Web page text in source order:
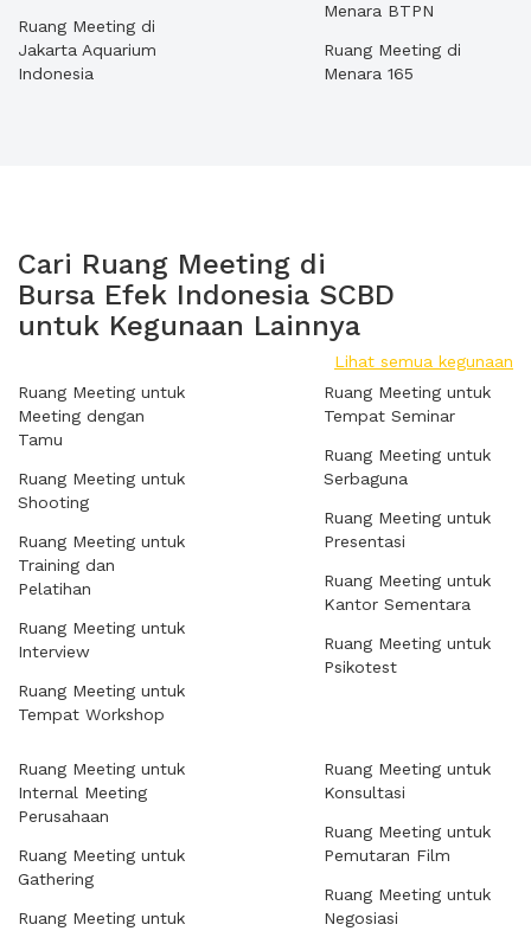
Ruang Meeting di
Jakarta Aquarium
Indonesia
Menara BTPN
Ruang Meeting di
Menara 165
Cari Ruang Meeting di
Bursa Efek Indonesia SCBD
untuk Kegunaan Lainnya
Lihat semua kegunaan
Ruang Meeting untuk
Meeting dengan
Tamu
Ruang Meeting untuk
Shooting
Ruang Meeting untuk
Training dan
Pelatihan
Ruang Meeting untuk
Interview
Ruang Meeting untuk
Tempat Workshop
Ruang Meeting untuk
Tempat Seminar
Ruang Meeting untuk
Serbaguna
Ruang Meeting untuk
Presentasi
Ruang Meeting untuk
Kantor Sementara
Ruang Meeting untuk
Psikotest
Ruang Meeting untuk
Internal Meeting
Perusahaan
Ruang Meeting untuk
Gathering
Ruang Meeting untuk
Ruang Meeting untuk
Konsultasi
Ruang Meeting untuk
Pemutaran Film
Ruang Meeting untuk
Negosiasi